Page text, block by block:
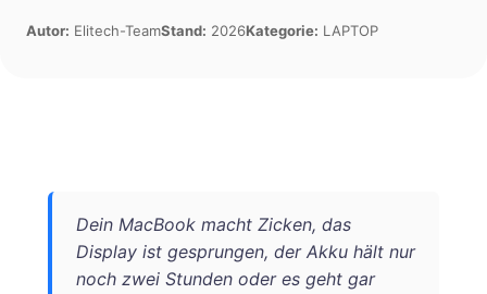
Autor: Elitech-TeamStand: 2026Kategorie: LAPTOP
Dein MacBook macht Zicken, das
Display ist gesprungen, der Akku hält nur
noch zwei Stunden oder es geht gar